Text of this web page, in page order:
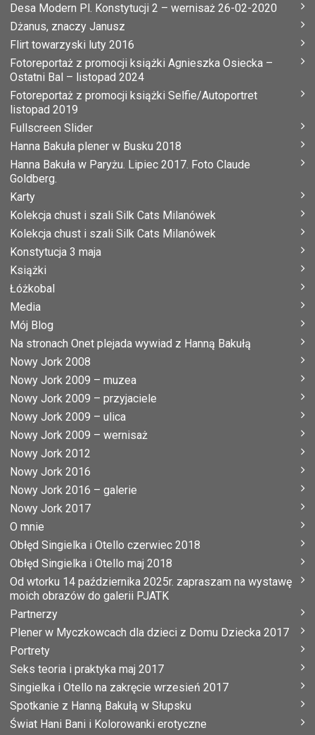
Desa Modern Pl. Konstytucji 2 – wernisaż 26-02-2020
Dżanus, znaczy Janusz
Flirt towarzyski luty 2016
Fotoreportaż z promocji książki Agnieszka Osiecka –
Ostatni Bal – listopad 2024
Fotoreportaż z promocji książki Selfie/Autoportret
listopad 2019
Fullscreen Slider
Hanna Bakuła plener w Busku 2018
Hanna Bakuła w Paryżu. Lipiec 2017. Foto Claude
Goldberg.
Karty
Kolekcja chust i szali Silk Cats Milanówek
Kolekcja chust i szali Silk Cats Milanówek
Konstytucja 3 maja
Książki
Łóżkobal
Media
Mój Blog
Na stronach Onet plejada wywiad z Hanną Bakułą
Nowy Jork 2008
Nowy Jork 2009 – muzea
Nowy Jork 2009 – przyjaciele
Nowy Jork 2009 – ulica
Nowy Jork 2009 – wernisaż
Nowy Jork 2012
Nowy Jork 2016
Nowy Jork 2016 – galerie
Nowy Jork 2017
O mnie
Obłęd Singielka i Otello czerwiec 2018
Obłęd Singielka i Otello maj 2018
Od wtorku 14 października 2025r. zapraszam na wystawę
moich obrazów do galerii PJATK
Partnerzy
Plener w Myczkowcach dla dzieci z Domu Dziecka 2017
Portrety
Seks teoria i praktyka maj 2017
Singielka i Otello na zakręcie wrzesień 2017
Spotkanie z Hanną Bakułą w Słupsku
Świat Hani Bani i Kolorowanki erotyczne